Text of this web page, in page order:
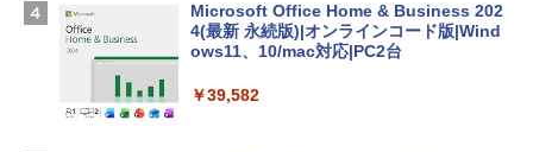
Apple 2026 MacBook Air M5チップ搭載
13インチノートブック：AIとApple Intell
igence、13.6インチLiquid Retinaディ
TB SSDストレージ、12MPセンターフレ
Microsoft Office Home & Business 202
4(最新 永続版)|オンラインコード版|Wind
ows11、10/mac対応|PC2台
￥39,582